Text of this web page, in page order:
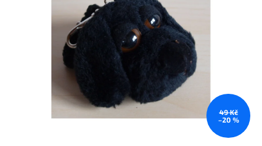
49 Kč
–20 %